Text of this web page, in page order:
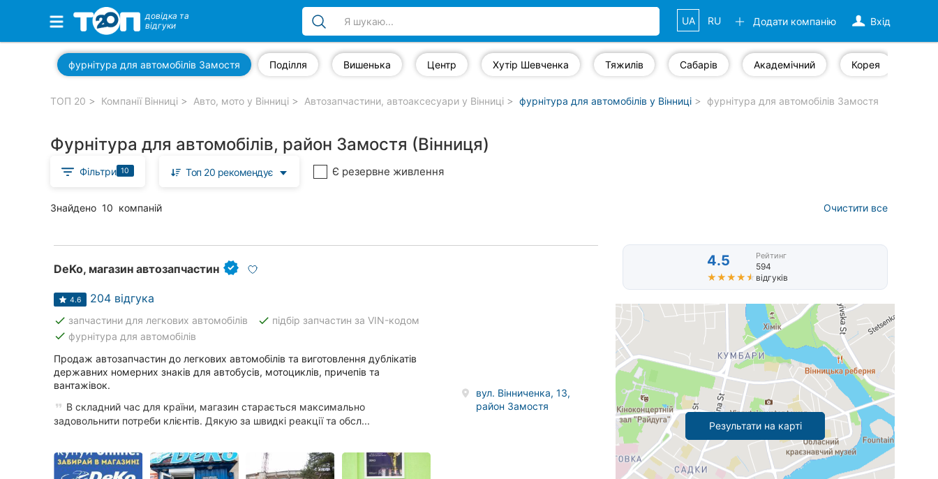
Обрані компанії
Стоматології
Ветеринарні клініки
Приватні клініки
Ресторани
Всі рубрики
Всі міста:
Вінниця
Житомир
довідка та
відгуки
Вхід
Додати компанію
UA RU
Поділля Вишенька Центр Хутір Шевченка Тяжилів
фурнітура для автомобілів Замостя Сабарів Академічний Корея
ТОП 20 Компанії Вінниці Авто, мото у Вінниці Автозапчастини, автоаксесуари у Вінниці фурнітура для автомобілів у Вінниці фурнітура для автомобілів Замостя
Фурнітура для автомобілів, район Замостя (Вінниця)
Фільтри 10 Топ 20 рекомендує Є резервне живлення
Знайдено 10 компаній Очистити все
DeKo, магазин автозапчастин
4.6 204 відгука
done запчастини для легкових автомобілів done підбір запчастин за VIN-кодом
done фурнітура для автомобілів
Продаж автозапчастин до легкових автомобілів та виготовлення дублікатів
державних номерних знаків для автобусів, мотоциклів, причепів та
вантажівок.
В складний час для країни, магазин старається максимально
задовольнити потреби клієнтів. Дякую за швидкі реакції та обсл...
вул. Вінниченка, 13,
район Замостя
4.5
★★★★★
★★★★★
Рейтинг
594
відгуків
Результати на карті